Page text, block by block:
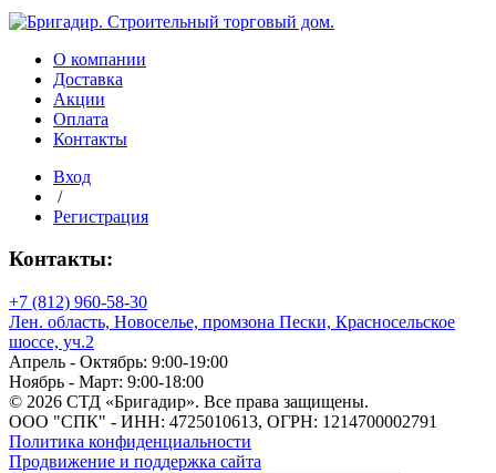
400
дном
и
крышкой,
3
отвода
0,5
м
О компании
Доставка
Акции
Оплата
Контакты
Вход
/
Регистрация
Контакты:
+7 (812) 960-58-30
Лен. область, Новоселье, промзона Пески, Красносельское
шоссе, уч.2
Апрель - Октябрь: 9:00-19:00
Ноябрь - Март: 9:00-18:00
© 2026 СТД «Бригадир». Все права защищены.
ООО "СПК" - ИНН: 4725010613, ОГРН: 1214700002791
Политика конфиденциальности
Продвижение и поддержка сайта